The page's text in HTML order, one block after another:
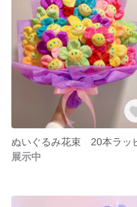
展示中